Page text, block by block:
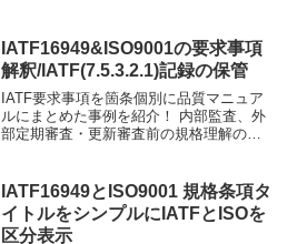
品及びサービスの設計・開発I...
IATF16949&ISO9001の要求事項
解釈/IATF(7.5.3.2.1)記録の保管
IATF要求事項を箇条個別に品質マニュア
ルにまとめた事例を紹介！ 内部監査、外
部定期審査・更新審査前の規格理解のヒ
盤） のどの辺？『第7章支援（経営基
盤）』 ３３つ...
IATF16949とISO9001 規格条項タ
イトルをシンプルにIATFとISOを
区分表示